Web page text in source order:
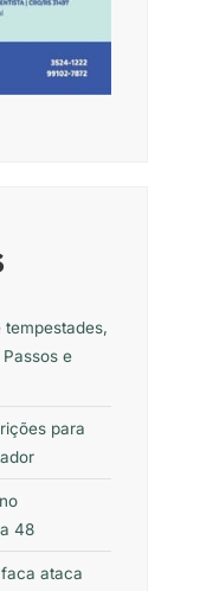
e
para
48
ataca